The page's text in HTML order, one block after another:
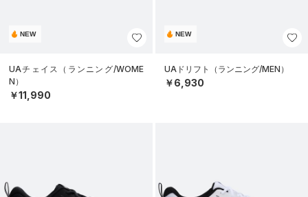
NEW
UAチェイス（ランニング/WOME
N）
￥11,990
NEW
UAドリフト（ランニング/MEN）
￥6,930